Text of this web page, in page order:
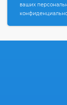
ваших